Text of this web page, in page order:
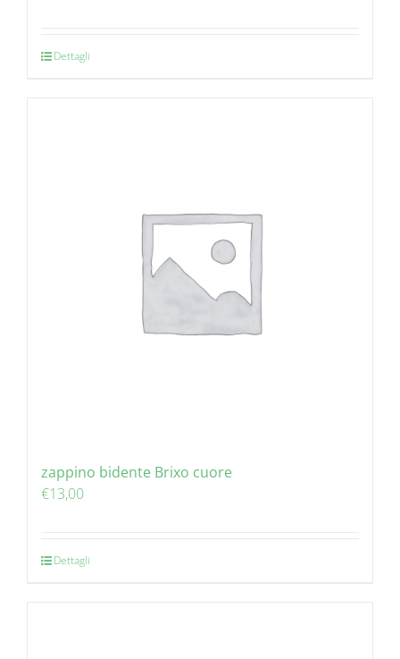
Dettagli
zappino bidente Brixo cuore
€13,00
Dettagli